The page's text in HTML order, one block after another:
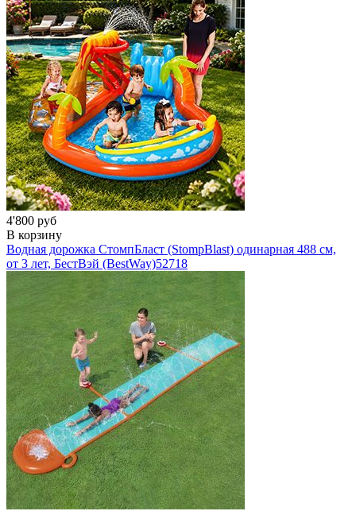
4'800 руб
В корзину
Водная дорожка СтомпБласт (StompBlast) одинарная 488 см,
от 3 лет, БестВэй (BestWay)52718